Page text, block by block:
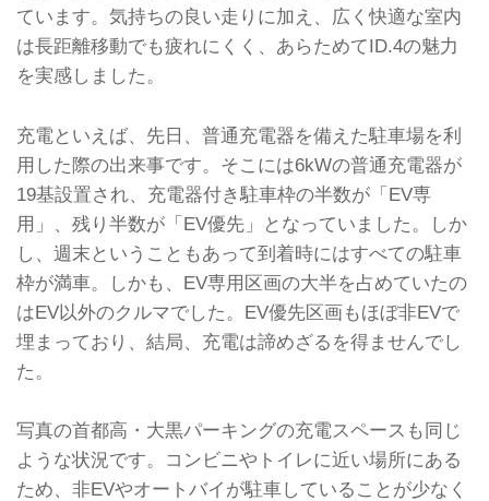
ています。気持ちの良い走りに加え、広く快適な室内
は長距離移動でも疲れにくく、あらためてID.4の魅力
を実感しました。
充電といえば、先日、普通充電器を備えた駐車場を利
用した際の出来事です。そこには6kWの普通充電器が
19基設置され、充電器付き駐車枠の半数が「EV専
用」、残り半数が「EV優先」となっていました。しか
し、週末ということもあって到着時にはすべての駐車
枠が満車。しかも、EV専用区画の大半を占めていたの
はEV以外のクルマでした。EV優先区画もほぼ非EVで
埋まっており、結局、充電は諦めざるを得ませんでし
た。
写真の首都高・大黒パーキングの充電スペースも同じ
ような状況です。コンビニやトイレに近い場所にある
ため、非EVやオートバイが駐車していることが少なく